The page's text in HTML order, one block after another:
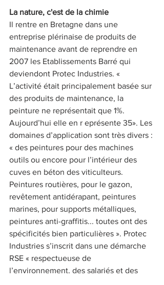
La nature, c'est de la chimie
Il rentre en Bretagne dans une
entreprise plérinaise de produits de
maintenance avant de reprendre en
2007 les Etablissements Barré qui
deviendont Protec Industries. «
L’activité était principalement basée sur
des produits de maintenance, la
peinture ne représentait que 1%.
Aujourd’hui elle en r eprésente 35». Les
domaines d’application sont très divers :
« des peintures pour des machines
outils ou encore pour l’intérieur des
cuves en béton des viticulteurs.
Peintures routières, pour le gazon,
revêtement antidérapant, peintures
marines, pour supports métalliques,
peintures anti-graffitis... toutes ont des
spécificités bien particulières ». Protec
Industries s’inscrit dans une démarche
RSE « respectueuse de
l’environnement, des salariés et des